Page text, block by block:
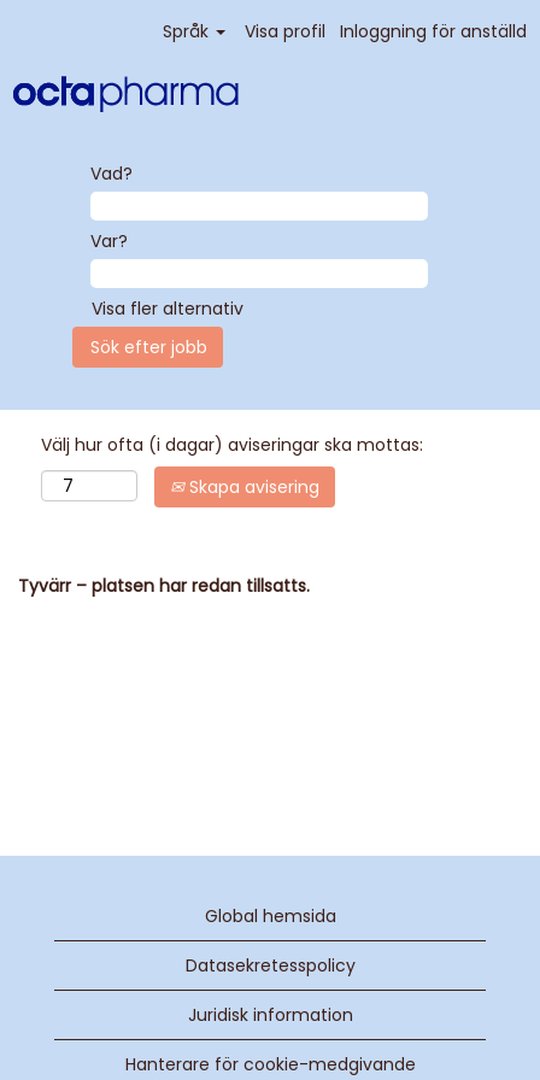
Språk Visa profil Inloggning för anställd
Vad?
Var?
Visa fler alternativ
Välj hur ofta (i dagar) aviseringar ska mottas:
Skapa avisering
Tyvärr – platsen har redan tillsatts.
Global hemsida
Datasekretesspolicy
Juridisk information
Hanterare för cookie-medgivande